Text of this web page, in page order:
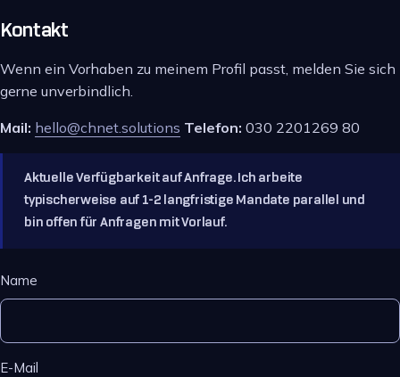
Kontakt
Wenn ein Vorhaben zu meinem Profil passt, melden Sie sich
gerne unverbindlich.
Mail: hello@chnet.solutions Telefon: 030 2201269 80
Aktuelle Verfügbarkeit auf Anfrage. Ich arbeite
typischerweise auf 1-2 langfristige Mandate parallel und
bin offen für Anfragen mit Vorlauf.
Name
E-Mail